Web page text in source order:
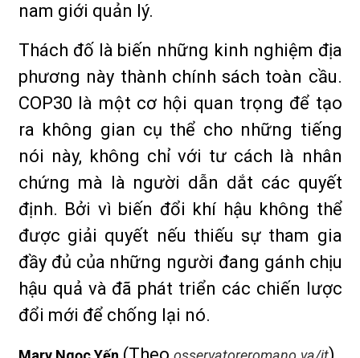
nam giới quản lý.
Thách đố là biến những kinh nghiệm địa
phương này thành chính sách toàn cầu.
COP30 là một cơ hội quan trọng để tạo
ra không gian cụ thể cho những tiếng
nói này, không chỉ với tư cách là nhân
chứng mà là người dẫn dắt các quyết
định. Bởi vì biến đổi khí hậu không thể
được giải quyết nếu thiếu sự tham gia
đầy đủ của những người đang gánh chịu
hậu quả và đã phát triển các chiến lược
đổi mới để chống lại nó.